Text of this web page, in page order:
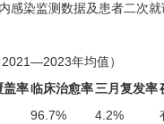
感染监测数据及患者二次
年均值）
盖率临床治愈率三月复发率
96.7% 4.2%